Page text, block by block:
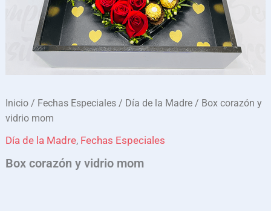
Inicio / Fechas Especiales / Día de la Madre / Box corazón y
vidrio mom
Día de la Madre, Fechas Especiales
Box corazón y vidrio mom